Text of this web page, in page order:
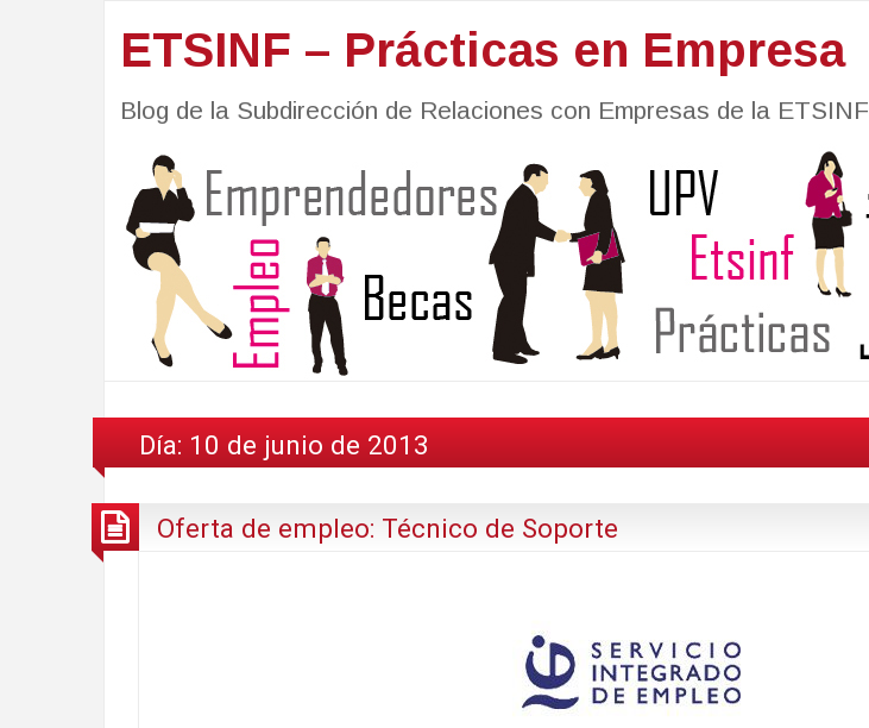
ETSINF – Prácticas en Empresa
Blog de la Subdirección de Relaciones con Empresas de la ETSINF
Día: 10 de junio de 2013
Oferta de empleo: Técnico de Soporte